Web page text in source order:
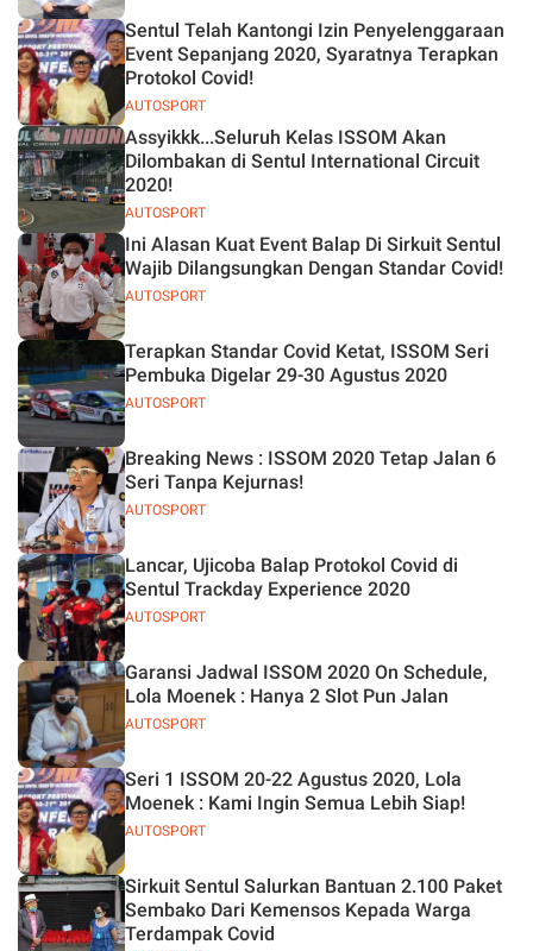
AUTOSPORT
Sentul Telah Kantongi Izin Penyelenggaraan
Event Sepanjang 2020, Syaratnya Terapkan
Protokol Covid!
AUTOSPORT
Assyikkk...Seluruh Kelas ISSOM Akan
Dilombakan di Sentul International Circuit
2020!
AUTOSPORT
Ini Alasan Kuat Event Balap Di Sirkuit Sentul
Wajib Dilangsungkan Dengan Standar Covid!
AUTOSPORT
Terapkan Standar Covid Ketat, ISSOM Seri
Pembuka Digelar 29-30 Agustus 2020
AUTOSPORT
Breaking News : ISSOM 2020 Tetap Jalan 6
Seri Tanpa Kejurnas!
AUTOSPORT
Lancar, Ujicoba Balap Protokol Covid di
Sentul Trackday Experience 2020
AUTOSPORT
Garansi Jadwal ISSOM 2020 On Schedule,
Lola Moenek : Hanya 2 Slot Pun Jalan
AUTOSPORT
Seri 1 ISSOM 20-22 Agustus 2020, Lola
Moenek : Kami Ingin Semua Lebih Siap!
Sirkuit Sentul Salurkan Bantuan 2.100 Paket
Sembako Dari Kemensos Kepada Warga
Terdampak Covid